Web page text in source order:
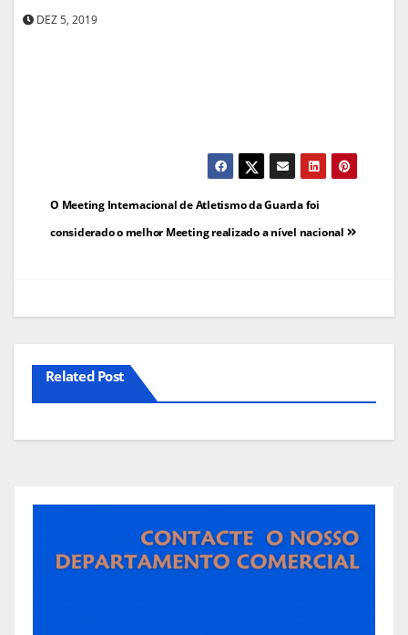
DEZ 5, 2019
Navegação
de
O Meeting Internacional de Atletismo da Guarda foi
considerado o melhor Meeting realizado a nível nacional
Related Post